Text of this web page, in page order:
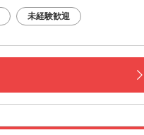
未経験歓迎